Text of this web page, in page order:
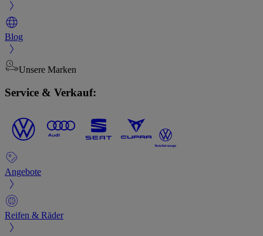
Blog
Unsere Marken
Service & Verkauf:
Angebote
Reifen & Räder